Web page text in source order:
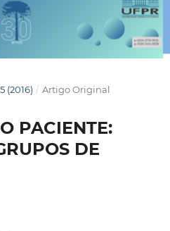
(2016) / Artigo Original
PACIENTE:
DE